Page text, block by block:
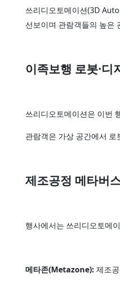
쓰리디오토메이션(3D
선보이며 관람객들의 높은
이족보행 로봇·
쓰리디오토메이션은 이번
관람객은 가상 공간에서
제조공정 메타버
행사에서는 쓰리디오토메
메타존(Metazone): 제조